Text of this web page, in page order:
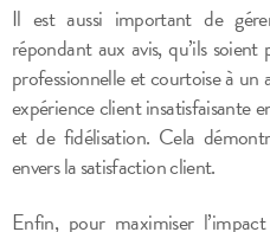
Il est aussi important de
répondant aux avis, qu’ils
professionnelle et courtoise à
expérience client insatisfaisante
et de fidélisation. Cela
envers la satisfaction client.
Enfin, pour maximiser